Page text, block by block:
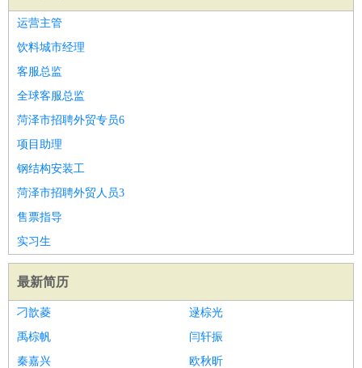
运营主管
饮料城市经理
客服总监
全球客服总监
菏泽市招聘外贸专员6
项目助理
钢结构安装工
菏泽市招聘外贸人员3
售票指导
实习生
最新简历
刁歆菱
逯棕光
禹棕帆
闫轩振
秦嘉兴
欧秋昕